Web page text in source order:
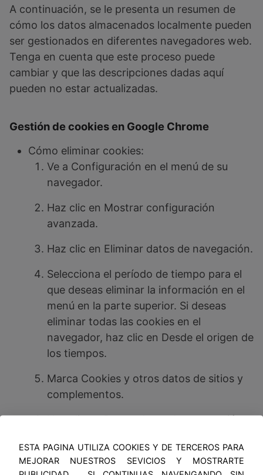
A continuación, se le presenta un resumen de
cómo los datos almacenados localmente pueden
ser gestionados en diferentes navegadores web.
Tenga en cuenta que este proceso puede
cambiar y que las descripciones dadas aquí
pueden no estar actualizadas.
Gestión de cookies en Google Chrome
Cómo eliminar cookies:
Ve a Configuración en el menú de su
navegador.
Haz clic en Mostrar configuración
avanzada.
Haz clic en Eliminar datos de navegación.
Selecciona el período de tiempo para el
que deseas eliminar la información en el
menú en la parte superior. Si deseas
eliminar todas las cookies en el
navegador, haz clic en Desde el origen de
los tiempos.
Marca Cookies y otros datos de sitios y
complementos.
Haz clic en Borrar datos de navegación.
Cierra la ventana.
ESTA PAGINA UTILIZA COOKIES Y DE TERCEROS PARA
MEJORAR NUESTROS SEVICIOS Y MOSTRARTE